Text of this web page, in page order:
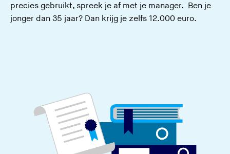
precies gebruikt, spreek je af met je manager. Ben je
jonger dan 35 jaar? Dan krijg je zelfs 12.000 euro.